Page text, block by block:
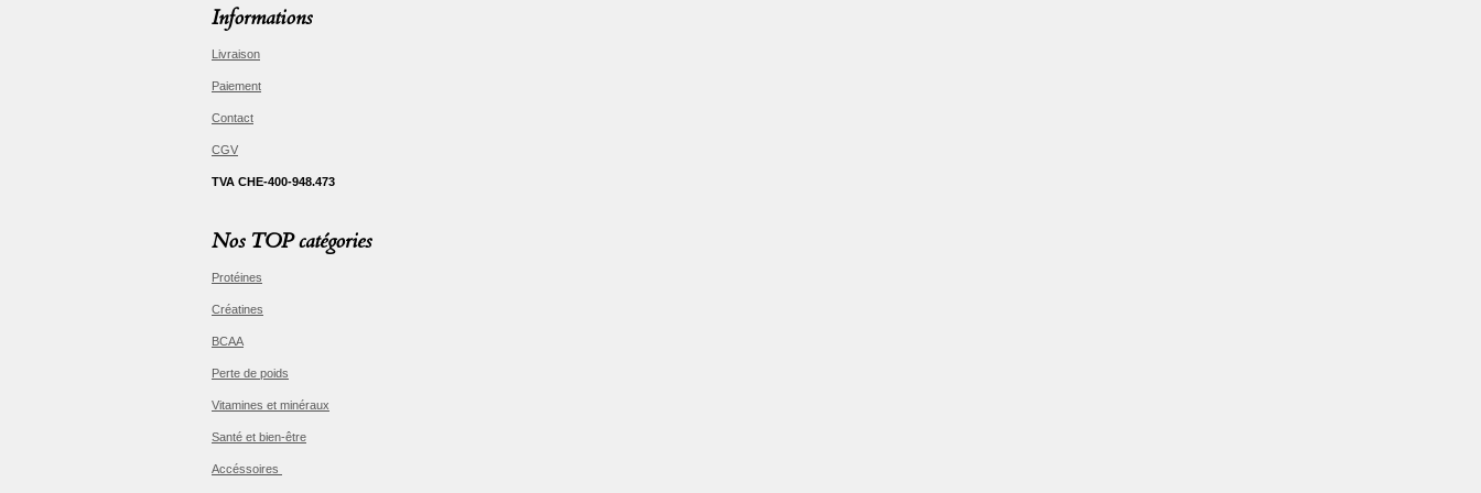
Informations
Livraison
Paiement
Contact
CGV
TVA CHE-400-948.473
Nos TOP catégories
Protéines
Créatines
BCAA
Perte de poids
Vitamines et minéraux
Santé et bien-être
Accéssoires